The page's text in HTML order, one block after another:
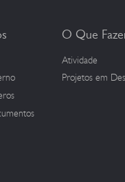
O Que
Atividade
Projetos em